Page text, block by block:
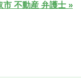
市 不動産 弁護士 »